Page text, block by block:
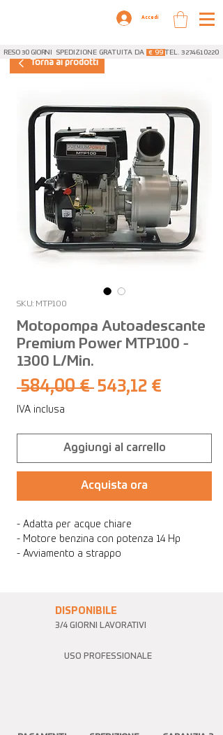
Accedi
RESO 30 GIORNI SPEDIZIONE GRATUITA DA € 99TEL. 3274610220
Torna ai prodotti
SKU: MTP100
Motopompa Autoadescante
Premium Power MTP100 -
1300 L/Min.
584,00 € Prezzo
543,12 €
IVA inclusa
Aggiungi al carrello
Acquista ora
- Adatta per acque chiare
- Motore benzina con potenza 14 Hp
- Avviamento a strappo
DISPONIBILE
3/4 GIORNI LAVORATIVI
USO PROFESSIONALE